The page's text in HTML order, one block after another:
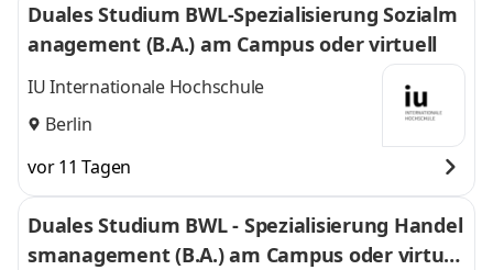
Duales Studium BWL-Spezialisierung Sozialm
anagement (B.A.) am Campus oder virtuell
IU Internationale Hochschule
Berlin
vor 11 Tagen
Duales Studium BWL - Spezialisierung Handel
smanagement (B.A.) am Campus oder virtuel